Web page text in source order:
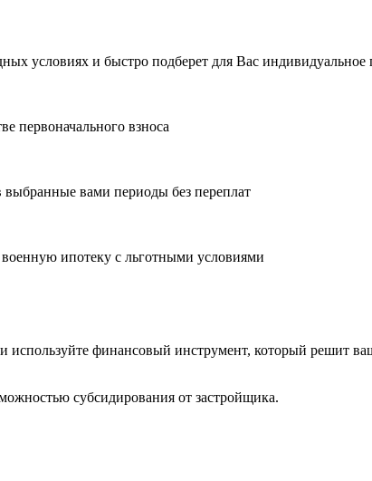
условиях и быстро подберет для Вас индивидуальное
первоначального взноса
вами периоды без переплат
ипотеку с льготными условиями
используйте финансовый инструмент, который решит
субсидирования от застройщика.